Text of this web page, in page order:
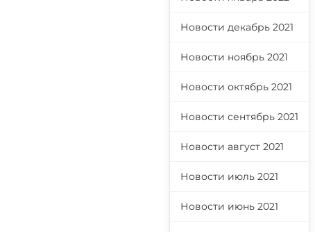
Новости декабрь 2021
Новости ноябрь 2021
Новости октябрь 2021
Новости сентябрь 2021
Новости август 2021
Новости июль 2021
Новости июнь 2021